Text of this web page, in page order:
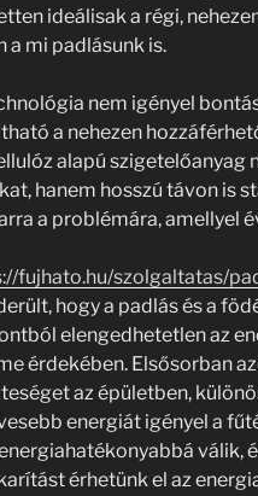
ideálisak a régi,
a mi padlásunk is.
nem igényel
a nehezen
alapú szigetelőanyag
hanem hosszú távon is
a problémára, amellyel
fujhato.hu/szolgaltatas/
hogy a padlás és a
elengedhetetlen az
érdekében. Elsősorban
az épületben,
energiát igényel a
válik,
érhetünk el az